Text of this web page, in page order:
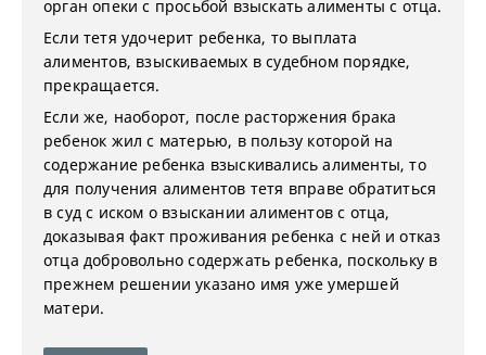
орган опеки с просьбой взыскать алименты с отца.
Если тетя удочерит ребенка, то выплата
алиментов, взыскиваемых в судебном порядке,
прекращается.
Если же, наоборот, после расторжения брака
ребенок жил с матерью, в пользу которой на
содержание ребенка взыскивались алименты, то
для получения алиментов тетя вправе обратиться
в суд с иском о взыскании алиментов с отца,
доказывая факт проживания ребенка с ней и отказ
отца добровольно содержать ребенка, поскольку в
прежнем решении указано имя уже умершей
матери.